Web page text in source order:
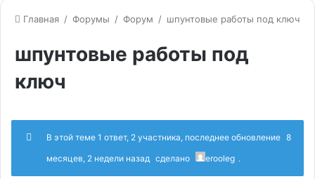
Главная / Форумы / Форум / шпунтовые работы под ключ
шпунтовые работы под
ключ
В этой теме 1 ответ, 2 участника, последнее обновление 8
месяцев, 2 недели назад сделано erooleg .